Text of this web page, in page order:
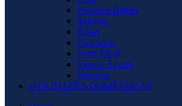
Produtos Beleza
Religião
Rosas
Unicórnio
Torre Eifell
Tronco Árvore
Veículos
UTILIDADES DOMÉSTICAS